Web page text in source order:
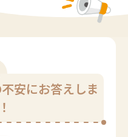
安にお答えしま